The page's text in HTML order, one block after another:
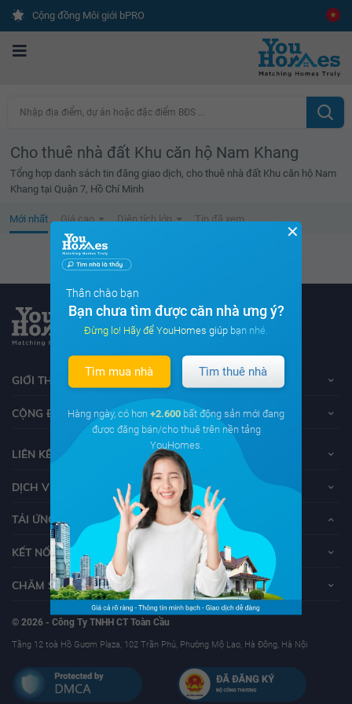
Cộng đồng Môi giới bPRO
Nhập địa điểm, dự án hoặc đặc điểm BĐS ...
Cho thuê nhà đất Khu căn hộ Nam Khang
Tổng hợp danh sách tin đăng giao dịch, cho thuê nhà đất Khu căn hộ Nam
Khang tại Quận 7, Hồ Chí Minh
Mới nhất Giá cao Diện tích lớn Tin đã xem
Không tìm thấy tin bất động sản nào
GIỚI THIỆU VỀ YOUHOMES
CỘNG ĐỒNG YOUHOMERS
LIÊN KẾT
DỊCH VỤ KHÁCH HÀNG
TẢI ỨNG DỤNG YOUHOMES
KẾT NỐI VỚI YOUHOMES
CHĂM SÓC KHÁCH HÀNG
© 2026 - Công Ty TNHH CT Toàn Cầu
Tầng 12 toà Hồ Gươm Plaza, 102 Trần Phú, Phường Mộ Lao, Hà Đông, Hà Nội
✕
Thân chào bạn
Bạn chưa tìm được căn nhà ưng ý?
Đừng lo! Hãy để YouHomes giúp bạn nhé.
Tìm mua nhà Tìm thuê nhà
Hàng ngày, có hơn +2.600 bất động sản mới đang
được đăng bán/cho thuê trên nền tảng
YouHomes.